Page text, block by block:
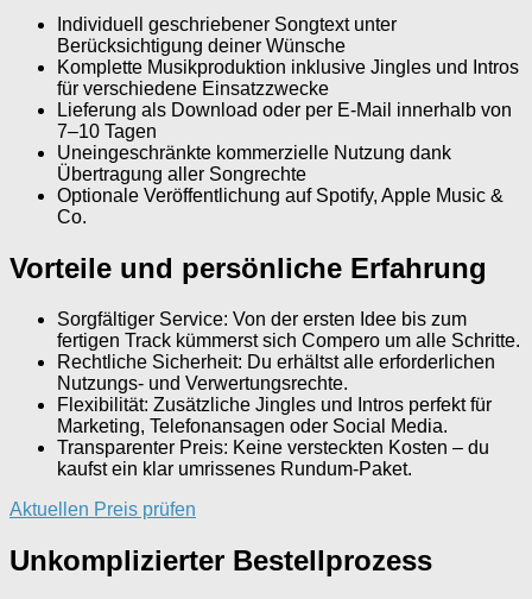
Individuell geschriebener Songtext unter
Berücksichtigung deiner Wünsche
Komplette Musikproduktion inklusive Jingles und Intros
für verschiedene Einsatzzwecke
Lieferung als Download oder per E-Mail innerhalb von
7–10 Tagen
Uneingeschränkte kommerzielle Nutzung dank
Übertragung aller Songrechte
Optionale Veröffentlichung auf Spotify, Apple Music &
Co.
Vorteile und persönliche Erfahrung
Sorgfältiger Service: Von der ersten Idee bis zum
fertigen Track kümmerst sich Compero um alle Schritte.
Rechtliche Sicherheit: Du erhältst alle erforderlichen
Nutzungs- und Verwertungsrechte.
Flexibilität: Zusätzliche Jingles und Intros perfekt für
Marketing, Telefonansagen oder Social Media.
Transparenter Preis: Keine versteckten Kosten – du
kaufst ein klar umrissenes Rundum-Paket.
Aktuellen Preis prüfen
Unkomplizierter Bestellprozess